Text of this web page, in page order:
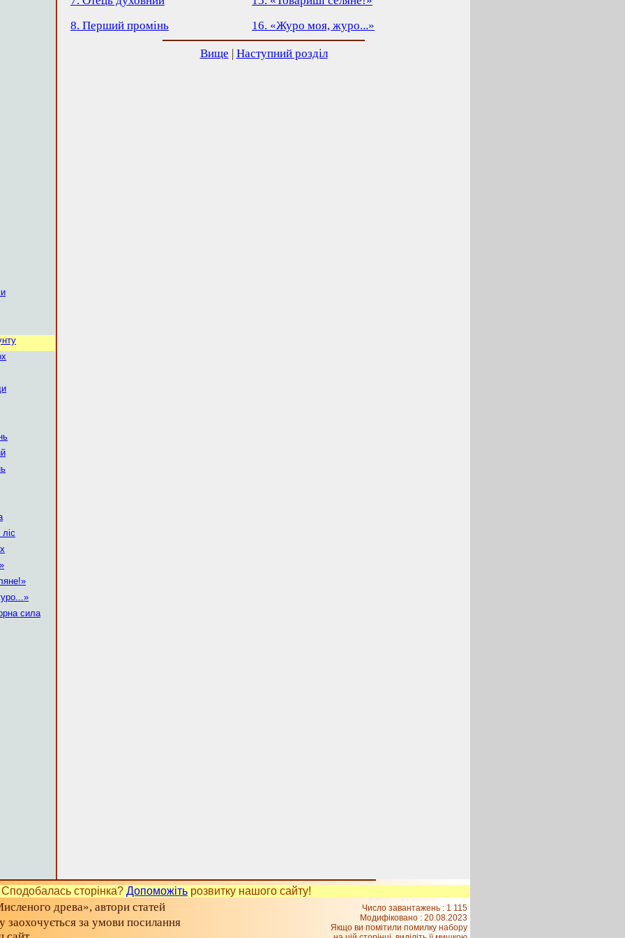
сила
8. Перший промінь
16. «Журо моя, журо...»
Вище | Наступний розділ
Сподобалась сторінка? Допоможіть розвитку нашого сайту!
древа», автори статей
заохочується за умови посилання
Число завантажень : 1 115
Модифіковано : 20.08.2023
Якщо ви помітили помилку набору